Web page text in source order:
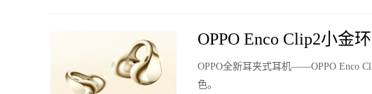
OPPO Enco Clip2小金
OPPO全新耳夹式耳机——OPPO Enco
色。